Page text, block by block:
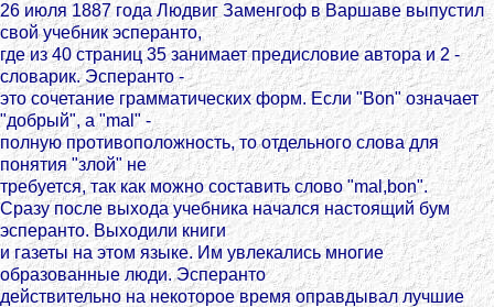
26 июля 1887 года Людвиг Заменгоф в Варшаве выпустил
свой учебник эсперанто,
где из 40 страниц 35 занимает предисловие автора и 2 -
словарик. Эсперанто -
это сочетание грамматических форм. Если "Bon" означает
"добрый", а "mal" -
полную противоположность, то отдельного слова для
понятия "злой" не
требуется, так как можно составить слово "mal,bon".
Сразу после выхода учебника начался настоящий бум
эсперанто. Выходили книги
и газеты на этом языке. Им увлекались многие
образованные люди. Эсперанто
действительно на некоторое время оправдывал лучшие